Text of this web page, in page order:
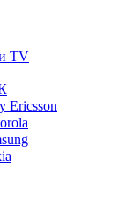
TV
Ericsson